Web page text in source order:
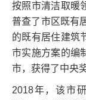
按照市清洁取暖
普查了市区既有
的既有居住建筑
市实施方案的编
市，获得了中央
2018年，该市